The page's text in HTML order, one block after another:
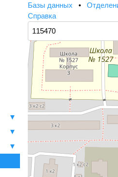
▼
▼
▼
Базы данных •
Справка